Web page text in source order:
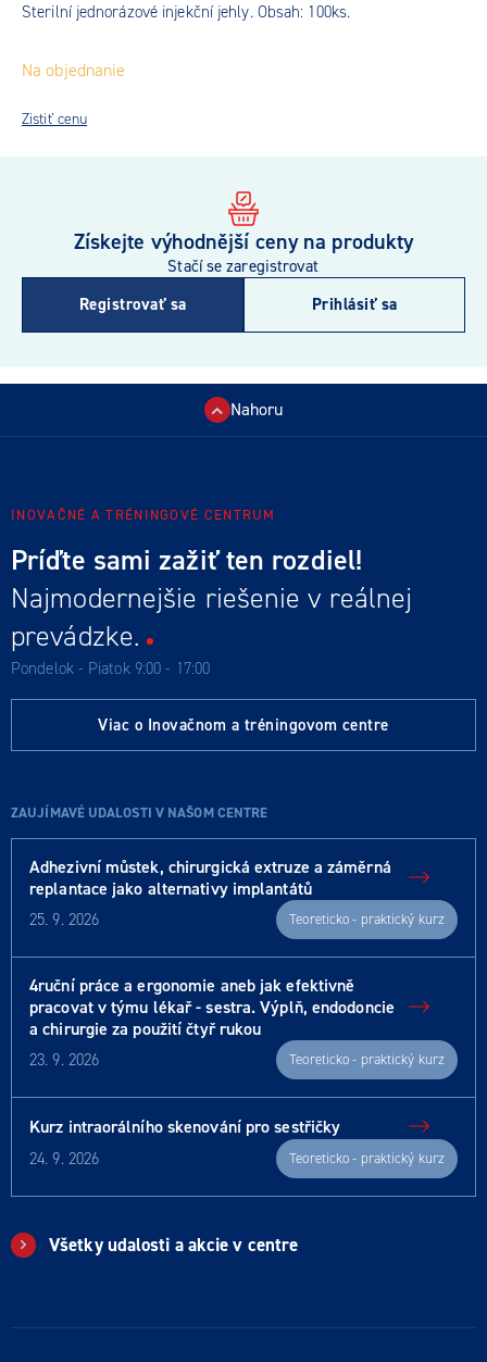
Sterilní jednorázové injekční jehly. Obsah: 100ks.
Na objednanie
Zistiť cenu
Získejte výhodnější ceny na produkty
Stačí se zaregistrovat
Registrovať sa
Prihlásiť sa
Nahoru
INOVAČNÉ A TRÉNINGOVÉ CENTRUM
Príďte sami zažiť ten rozdiel!
Najmodernejšie riešenie v reálnej
prevádzke.
Pondelok - Piatok 9:00 - 17:00
Viac o Inovačnom a tréningovom centre
ZAUJÍMAVÉ UDALOSTI V NAŠOM CENTRE
Adhezivní můstek, chirurgická extruze a záměrná
replantace jako alternativy implantátů
25. 9. 2026 Teoreticko - praktický kurz
4ruční práce a ergonomie aneb jak efektivně
pracovat v týmu lékař - sestra. Výplň, endodoncie
a chirurgie za použití čtyř rukou
23. 9. 2026 Teoreticko - praktický kurz
Kurz intraorálního skenování pro sestřičky
24. 9. 2026 Teoreticko - praktický kurz
Všetky udalosti a akcie v centre